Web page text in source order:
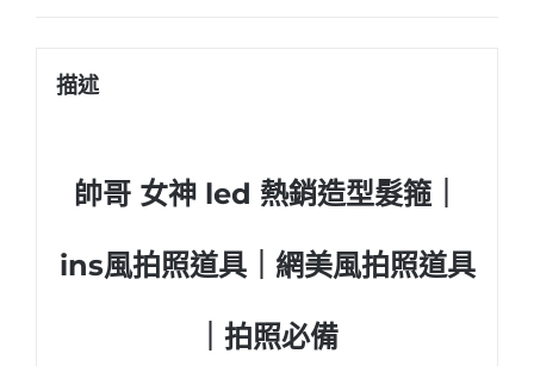
描述
帥哥 女神 led 熱銷造型髮箍｜
ins風拍照道具｜網美風拍照道具
｜拍照必備